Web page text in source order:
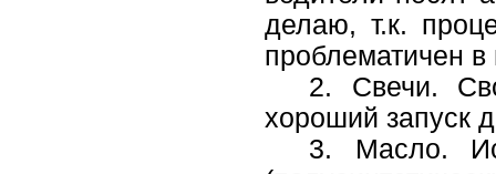
делаю, т.к.
проблематичен
2. Свечи.
хороший запуск
3. Масло.